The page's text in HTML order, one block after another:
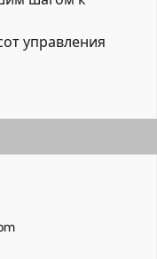
управления